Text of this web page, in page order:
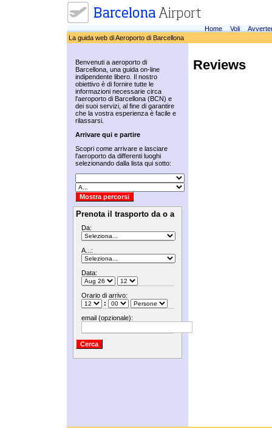
Home Voli
La guida web di Aeroporto di Barcellona
Benvenuti a aeroporto di
Barcellona, una guida on-line
indipendente libero. Il nostro
obiettivo è di fornire tutte le
informazioni necessarie circa
l'aeroporto di Barcellona (BCN) e
dei suoi servizi, al fine di garantire
che la vostra esperienza è facile e
rilassarsi.
Arrivare qui e partire
Scopri come arrivare e lasciare
l'aeroporto da differenti luoghi
selezionando dalla lista qui sotto:
Prenota il trasporto da o a
Da:
A...:
Data:
Orario di arrivo:
:
email (opzionale):
Reviews